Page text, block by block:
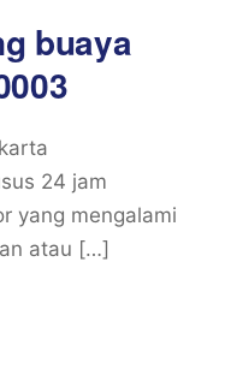
buaya
24 jam
yang mengalami
atau […]